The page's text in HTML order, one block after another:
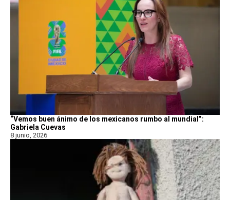
“Vemos buen ánimo de los mexicanos rumbo al mundial”:
Gabriela Cuevas
8 junio, 2026